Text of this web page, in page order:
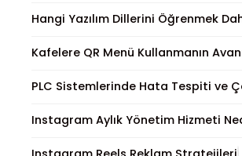
Hangi Yazılım Dillerini Öğrenmek
Kafelere QR Menü Kullanmanın
PLC Sistemlerinde Hata Tespiti ve
Instagram Aylık Yönetim Hizmeti